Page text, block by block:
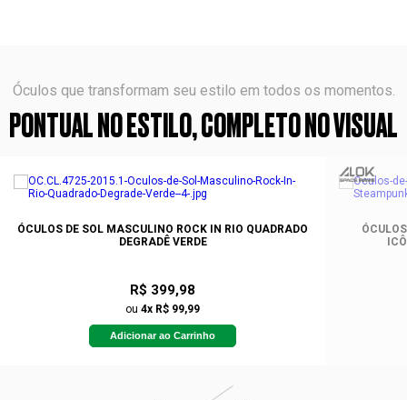
Óculos que transformam seu estilo em todos os momentos.
PONTUAL NO ESTILO, COMPLETO NO VISUAL
ÓCULOS DE SOL MASCULINO ROCK IN RIO QUADRADO
DEGRADÊ VERDE
R$ 399,98
ou 4x R$ 99,99
Adicionar ao Carrinho